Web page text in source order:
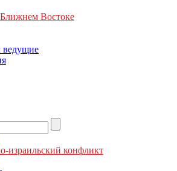
Востоке
израильский конфликт